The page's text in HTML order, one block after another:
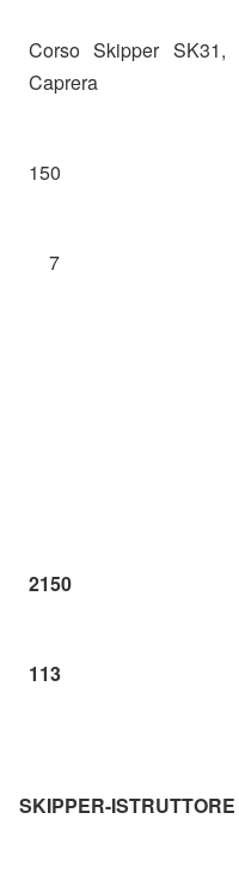
Corso Skipper SK31,
Caprera
150
7
2150
113
SKIPPER-ISTRUTTORE